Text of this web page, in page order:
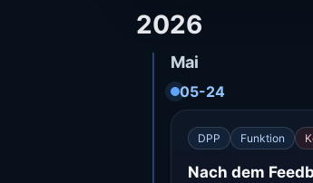
2026
Mai
05-24
DPP Funktion
Nach dem